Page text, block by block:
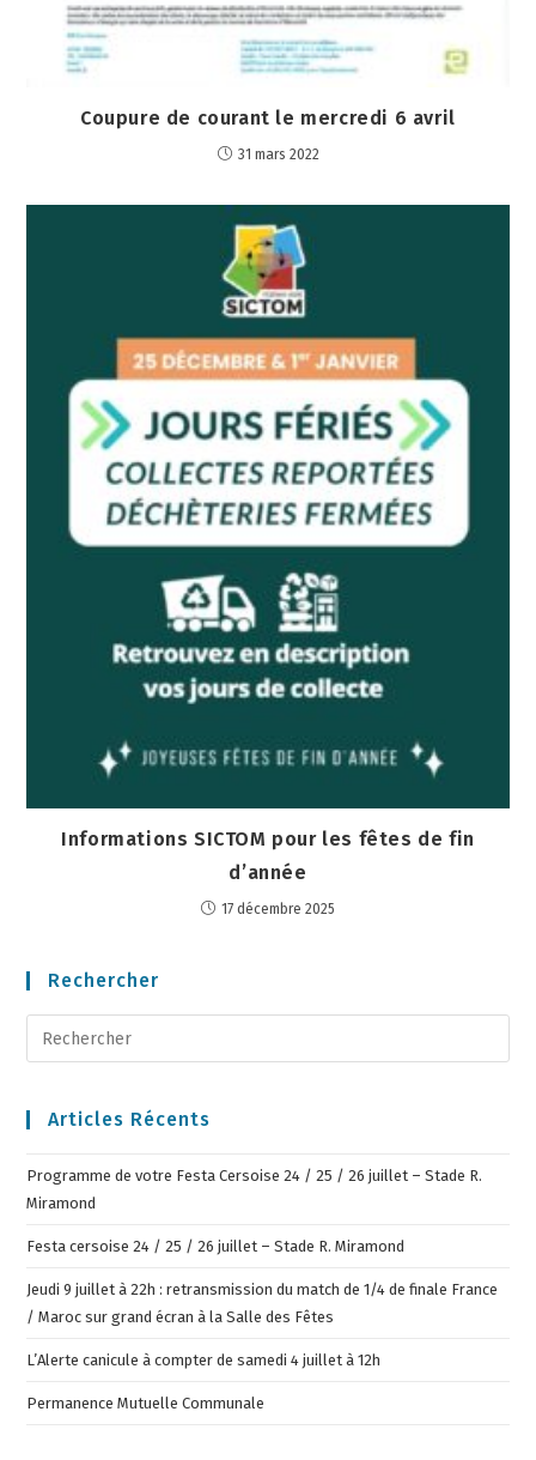
Coupure de courant le mercredi 6 avril
31 mars 2022
Informations SICTOM pour les fêtes de fin
d’année
17 décembre 2025
Rechercher
Articles Récents
Programme de votre Festa Cersoise 24 / 25 / 26 juillet – Stade R.
Miramond
Festa cersoise 24 / 25 / 26 juillet – Stade R. Miramond
Jeudi 9 juillet à 22h : retransmission du match de 1/4 de finale France
/ Maroc sur grand écran à la Salle des Fêtes
L’Alerte canicule à compter de samedi 4 juillet à 12h
Permanence Mutuelle Communale